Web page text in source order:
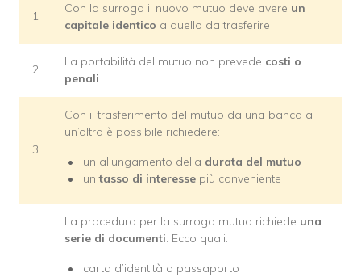
1
Con la surroga il nuovo mutuo deve avere un
capitale identico a quello da trasferire
2
La portabilità del mutuo non prevede costi o
penali
3
Con il trasferimento del mutuo da una banca a
un’altra è possibile richiedere:
un allungamento della durata del mutuo
untasso di interesse più conveniente
La procedura per la surroga mutuo richiede una
serie di documenti. Ecco quali:
carta d’identità o passaporto